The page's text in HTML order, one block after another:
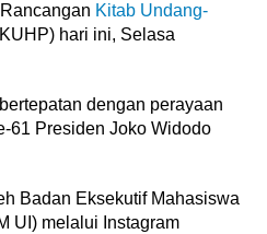
Kitab Undang-
hari ini, Selasa
dengan perayaan
61 Presiden Joko Widodo
Badan Eksekutif Mahasiswa
UI) melalui Instagram